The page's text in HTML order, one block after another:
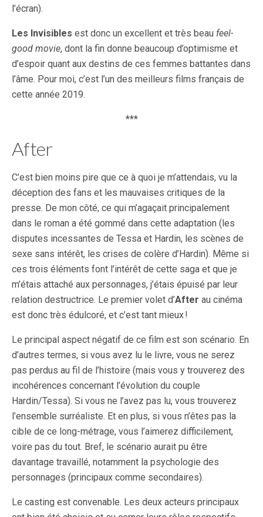
l’écran).
Les Invisibles est donc un excellent et très beau feel-
good movie, dont la fin donne beaucoup d’optimisme et
d’espoir quant aux destins de ces femmes battantes dans
l’âme. Pour moi, c’est l’un des meilleurs films français de
cette année 2019.
***
After
C’est bien moins pire que ce à quoi je m’attendais, vu la
déception des fans et les mauvaises critiques de la
presse. De mon côté, ce qui m’agaçait principalement
dans le roman a été gommé dans cette adaptation (les
disputes incessantes de Tessa et Hardin, les scènes de
sexe sans intérêt, les crises de colère d’Hardin). Même si
ces trois éléments font l’intérêt de cette saga et que je
m’étais attaché aux personnages, j’étais épuisé par leur
relation destructrice. Le premier volet d’After au cinéma
est donc très édulcoré, et c’est tant mieux !
Le principal aspect négatif de ce film est son scénario. En
d’autres termes, si vous avez lu le livre, vous ne serez
pas perdus au fil de l’histoire (mais vous y trouverez des
incohérences concernant l’évolution du couple
Hardin/Tessa). Si vous ne l’avez pas lu, vous trouverez
l’ensemble surréaliste. Et en plus, si vous n’êtes pas la
cible de ce long-métrage, vous l’aimerez difficilement,
voire pas du tout. Bref, le scénario aurait pu être
davantage travaillé, notamment la psychologie des
personnages (principaux comme secondaires).
Le casting est convenable. Les deux acteurs principaux